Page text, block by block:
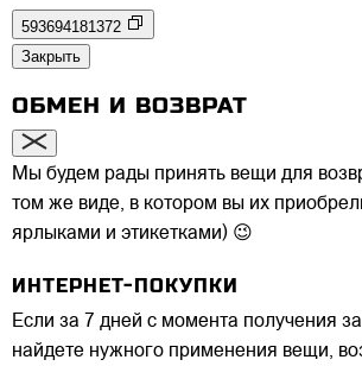
593694181372
Закрыть
ОБМЕН И ВОЗВРАТ
Мы будем рады принять вещи для
том же виде, в котором вы их
ярлыками и этикетками) 😉
ИНТЕРНЕТ-ПОКУПКИ
Если за 7 дней с момента получения
найдете нужного применения вещи,